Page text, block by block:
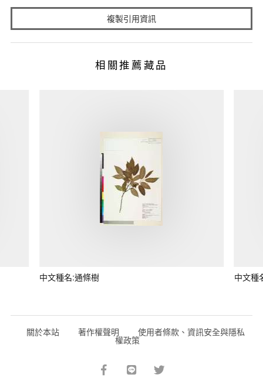
複製引用資訊
相關推薦藏品
中文種名:通條樹 中文種
關於本站 著作權聲明 使用者條款、資訊安全與隱私
權政策